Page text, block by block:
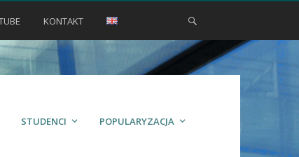
KONTAKT
STUDENCI POPULARYZACJA